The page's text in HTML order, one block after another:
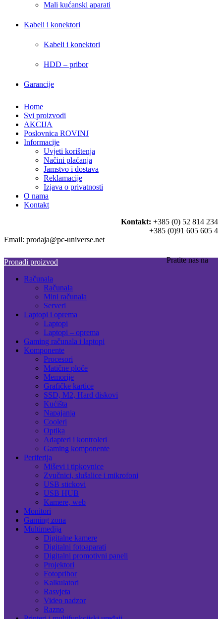
Mali kućanski aparati
Kabeli i konektori
Kabeli i konektori
HDD – pribor
Garancije
Home
Svi proizvodi
AKCIJA
Poslovnica ROVINJ
Informacije
Uvjeti korištenja
Načini plaćanja
Jamstvo i dostava
Reklamacije
Izjava o privatnosti
O nama
Kontakt
Kontakt: +385 (0) 52 814 234
+385 (0)91 605 605 4
Email: prodaja@pc-universe.net
Pratite nas na
Pronađi proizvod
Računala
Računala
Mini računala
Serveri
Laptopi i oprema
Laptopi
Laptopi – oprema
Gaming računala i laptopi
Komponente
Procesori
Matične ploče
Memorije
Grafičke kartice
SSD, M2, Hard diskovi
Kućišta
Napajanja
Cooleri
Optika
Adapteri i kontroleri
Gaming komponente
Periferija
Miševi i tipkovnice
Zvučnici, slušalice i mikrofoni
USB stickovi
USB HUB
Kamere, web
Monitori
Gaming zona
Multimedija
Digitalne kamere
Digitalni fotoaparati
Digitalni promotivni paneli
Projektori
Fotopribor
Kalkulatori
Rasvjeta
Video nadzor
Razno